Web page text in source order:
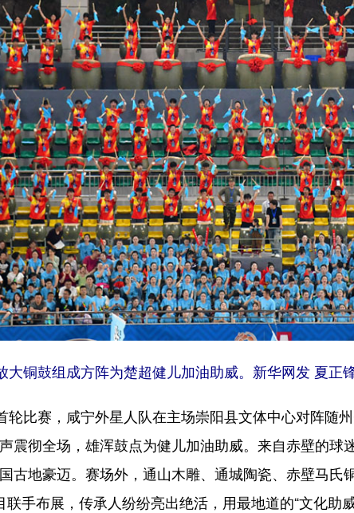
大铜鼓组成方阵为楚超健儿加油助威。新华网发 夏正
比赛，咸宁外星人队在主场崇阳县文体中心对阵随
震彻全场，雄浑鼓点为健儿加油助威。来自赤壁的球
古地豪迈。赛场外，通山木雕、通城陶瓷、赤壁马
手布展，传承人纷纷亮出绝活，用最地道的“文化助威